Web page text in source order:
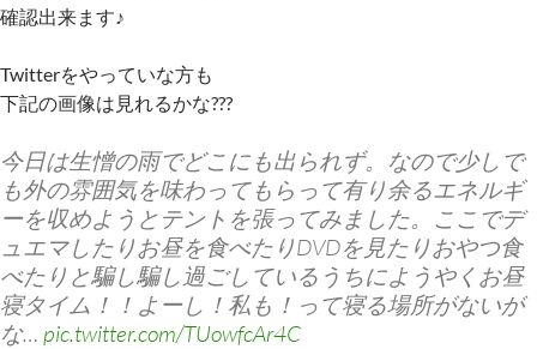
確認出来ます♪
Twitterをやっていな方も
下記の画像は見れるかな???
今日は生憎の雨でどこにも出られず。なので少しで
も外の雰囲気を味わってもらって有り余るエネルギ
ーを収めようとテントを張ってみました。ここでデ
ュエマしたりお昼を食べたりDVDを見たりおやつ食
べたりと騙し騙し過ごしているうちにようやくお昼
寝タイム！！よーし！私も！って寝る場所がないが
な… pic.twitter.com/TUowfcAr4C